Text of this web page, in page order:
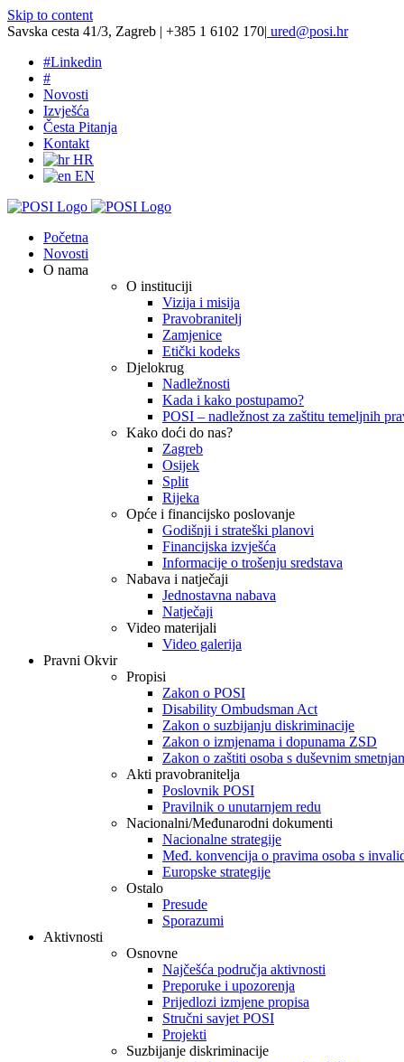
Skip to content
Savska cesta 41/3, Zagreb | +385 1 6102 170| ured@posi.hr
#Linkedin
#
Novosti
Izvješća
Česta Pitanja
Kontakt
HR
EN
Početna
Novosti
O nama
O instituciji
Vizija i misija
Pravobranitelj
Zamjenice
Etički kodeks
Djelokrug
Nadležnosti
Kada i kako postupamo?
POSI – nadležnost za zaštitu temeljnih
Kako doći do nas?
Zagreb
Osijek
Split
Rijeka
Opće i financijsko poslovanje
Godišnji i strateški planovi
Financijska izvješća
Informacije o trošenju sredstava
Nabava i natječaji
Jednostavna nabava
Natječaji
Video materijali
Video galerija
Pravni Okvir
Propisi
Zakon o POSI
Disability Ombudsman Act
Zakon o suzbijanju diskriminacije
Zakon o izmjenama i dopunama ZSD
Zakon o zaštiti osoba s duševnim
Akti pravobranitelja
Poslovnik POSI
Pravilnik o unutarnjem redu
Nacionalni/Međunarodni dokumenti
Nacionalne strategije
Međ. konvencija o pravima osoba s
Europske strategije
Ostalo
Presude
Sporazumi
Aktivnosti
Osnovne
Najčešća područja aktivnosti
Preporuke i upozorenja
Prijedlozi izmjene propisa
Stručni savjet POSI
Projekti
Suzbijanje diskriminacije